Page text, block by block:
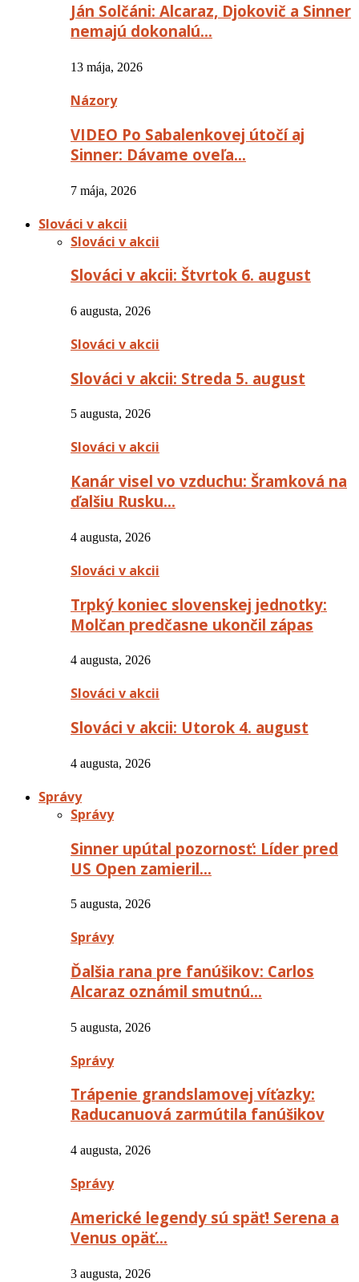
Ján Solčáni: Alcaraz, Djokovič a Sinner
nemajú dokonalú…
13 mája, 2026
Názory
VIDEO Po Sabalenkovej útočí aj
Sinner: Dávame oveľa…
7 mája, 2026
Slováci v akcii
Slováci v akcii
Slováci v akcii: Štvrtok 6. august
6 augusta, 2026
Slováci v akcii
Slováci v akcii: Streda 5. august
5 augusta, 2026
Slováci v akcii
Kanár visel vo vzduchu: Šramková na
ďalšiu Rusku…
4 augusta, 2026
Slováci v akcii
Trpký koniec slovenskej jednotky:
Molčan predčasne ukončil zápas
4 augusta, 2026
Slováci v akcii
Slováci v akcii: Utorok 4. august
4 augusta, 2026
Správy
Správy
Sinner upútal pozornosť: Líder pred
US Open zamieril…
5 augusta, 2026
Správy
Ďalšia rana pre fanúšikov: Carlos
Alcaraz oznámil smutnú…
5 augusta, 2026
Správy
Trápenie grandslamovej víťazky:
Raducanuová zarmútila fanúšikov
4 augusta, 2026
Správy
Americké legendy sú späť! Serena a
Venus opäť…
3 augusta, 2026